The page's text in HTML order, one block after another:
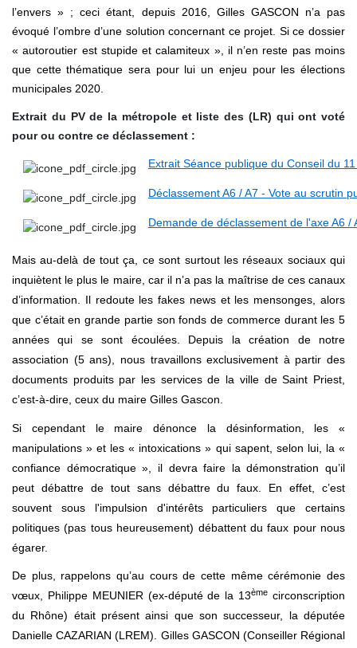
l’envers » ; ceci étant, depuis 2016, Gilles GASCON n’a pas
évoqué l’ombre d’une solution concernant ce projet. Si ce dossier
« autoroutier est stupide et calamiteux », il n’en reste pas moins
que cette thématique sera pour lui un enjeu pour les élections
municipales 2020.
Extrait du PV de la métropole et liste des (LR) qui ont voté
pour ou contre ce déclassement :
Extrait Séance publique du Conseil du
Déclassement A6 / A7 - Vote au scrutin
Demande de déclassement de l'axe A6 /
Mais au-delà de tout ça, ce sont surtout les réseaux sociaux qui
inquiètent le plus le maire, car il n’a pas la maîtrise de ces canaux
d’information. Il redoute les fakes news et les mensonges, alors
que c’était en grande partie son fonds de commerce durant les 5
années qui se sont écoulées. Depuis la création de notre
association (5 ans), nous travaillons exclusivement à partir des
documents produits par les services de la ville de Saint Priest,
c’est-à-dire, ceux du maire Gilles Gascon.
Si cependant le maire dénonce la désinformation, les «
manipulations » et les « intoxications » qui sapent, selon lui, la «
confiance démocratique », il devra faire la démonstration qu’il
peut débattre de tout sans débattre du faux. En effet, c’est
souvent sous l'impulsion d'intérêts particuliers que certains
politiques (pas tous heureusement) débattent du faux pour nous
égarer.
De plus, rappelons qu’au cours de cette même cérémonie des
vœux, Philippe MEUNIER (ex-député de la 13ème circonscription
du Rhône) était présent ainsi que son successeur, la députée
Danielle CAZARIAN (LREM). Gilles GASCON (Conseiller Régional